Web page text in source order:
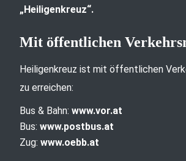
„Heiligenkreuz“.
Mit öffentlichen
Heiligenkreuz ist mit öffentlichen
zu erreichen:
Bus & Bahn: www.vor.at
Bus: www.postbus.at
Zug: www.oebb.at